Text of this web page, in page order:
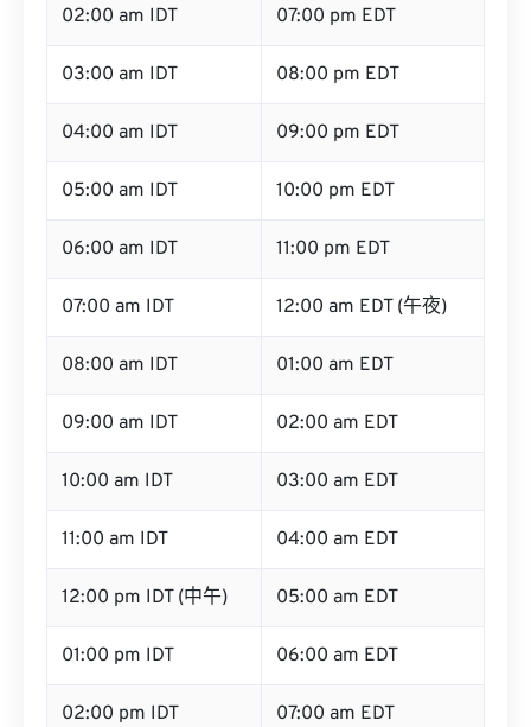
02:00 am IDT 07:00 pm EDT
03:00 am IDT 08:00 pm EDT
04:00 am IDT 09:00 pm EDT
05:00 am IDT 10:00 pm EDT
06:00 am IDT 11:00 pm EDT
07:00 am IDT 12:00 am EDT (午夜)
08:00 am IDT 01:00 am EDT
09:00 am IDT 02:00 am EDT
10:00 am IDT 03:00 am EDT
11:00 am IDT 04:00 am EDT
12:00 pm IDT (中午) 05:00 am EDT
01:00 pm IDT 06:00 am EDT
02:00 pm IDT 07:00 am EDT